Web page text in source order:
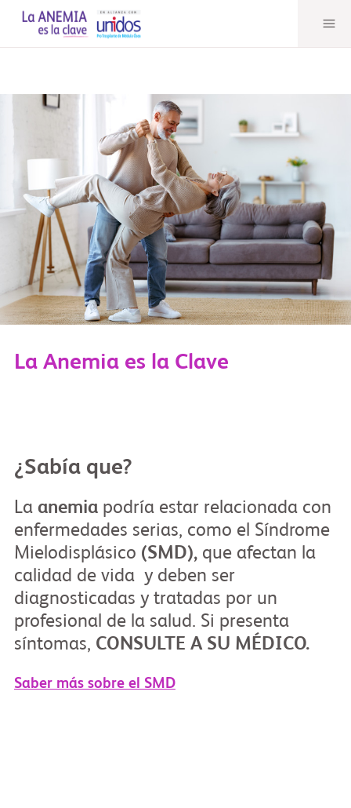
La Anemia es la Clave
¿Sabía que?
La anemiapodría estar relacionada con
enfermedades serias, como el Síndrome
Mielodisplásico (SMD),que afectan la
calidad de vida y deben ser
diagnosticadas y tratadas por un
profesional de la salud. Si presenta
síntomas, CONSULTE A SU MÉDICO.
Saber más sobre el SMD